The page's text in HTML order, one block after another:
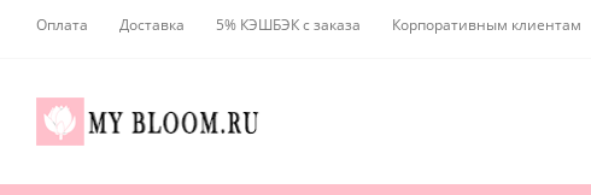
Оплата Доставка 5% КЭШБЭК с заказа Корпоративным клиентам